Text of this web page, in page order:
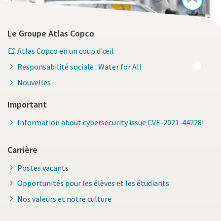
Solutions d'assemblage
Le Groupe Atlas Copco
Atlas Copco en un coup d'œil
Responsabilité sociale : Water for All
Nouvelles
Important
Information about cybersecurity issue CVE-2021-44228!
Carrière
Postes vacants
Opportunités pour les élèves et les étudiants
Nos valeurs et notre culture